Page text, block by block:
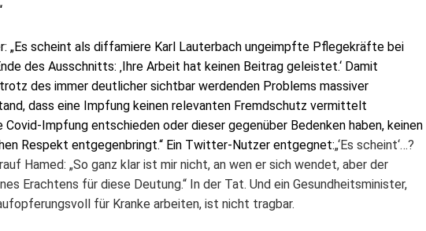
„Es scheint als diffamiere Karl Lauterbach ungeimpfte Pflegekräfte bei
des Ausschnitts: ‚Ihre Arbeit hat keinen Beitrag geleistet.‘ Damit
des immer deutlicher sichtbar werdenden Problems massiver
dass eine Impfung keinen relevanten Fremdschutz vermittelt
Covid-Impfung entschieden oder dieser gegenüber Bedenken haben, keinen
Respekt entgegenbringt.“ Ein Twitter-Nutzer entgegnet:„‘Es scheint‘…?
Hamed: „So ganz klar ist mir nicht, an wen er sich wendet, aber der
Erachtens für diese Deutung.“ In der Tat. Und ein Gesundheitsminister,
für Kranke arbeiten, ist nicht tragbar.